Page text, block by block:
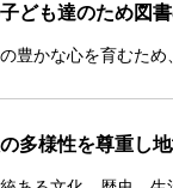
ども達のため図書
かな心を育むため
多様性を尊重し